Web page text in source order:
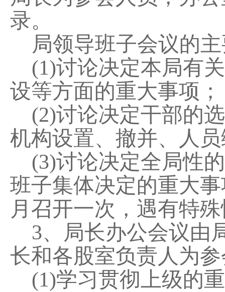
录。
局领导班子会议的
(1)讨论决定本局有
设等方面的重大事项；
(2)讨论决定干部的
机构设置、撤并、人
(3)讨论决定全局性
班子集体决定的重大
月召开一次，遇有特
3、局长办公会议由
长和各股室负责人为
(1)学习贯彻上级的